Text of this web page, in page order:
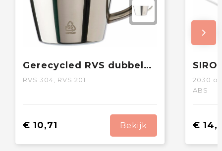
Gerecycled RVS dubbelwandige mokken Naya
RVS 304, RVS 201
€ 10,71 Bekijk
2030
ABS
€